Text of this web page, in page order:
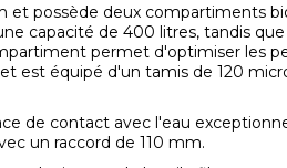
et possède deux compartiments
capacité de 400 litres, tandis
permet d'optimiser les
équipé d'un tamis de 120
de contact avec l'eau
un raccord de 110 mm.